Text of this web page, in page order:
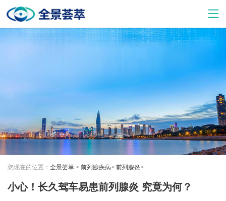
您现在的位置： 全景荟萃 > 前列腺疾病> 前列腺炎>
小心！长久驾车易患前列腺炎 究竟为何？